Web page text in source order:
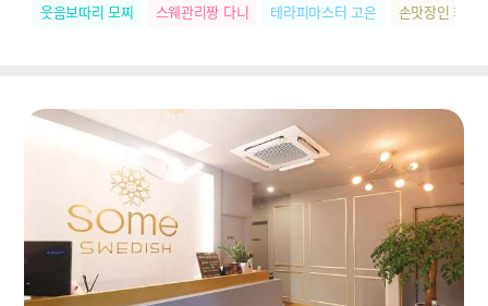
웃음보따리 모찌 스웨관리짱 다니 테라피마스터 고은 손맛장인 화영